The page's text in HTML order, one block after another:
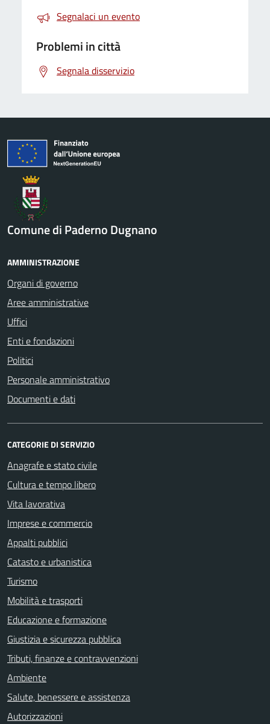
Segnalaci un evento
Problemi in città
Segnala disservizio
Comune di Paderno Dugnano
AMMINISTRAZIONE
Organi di governo
Aree amministrative
Uffici
Enti e fondazioni
Politici
Personale amministrativo
Documenti e dati
CATEGORIE DI SERVIZIO
Anagrafe e stato civile
Cultura e tempo libero
Vita lavorativa
Imprese e commercio
Appalti pubblici
Catasto e urbanistica
Turismo
Mobilità e trasporti
Educazione e formazione
Giustizia e sicurezza pubblica
Tributi, finanze e contravvenzioni
Ambiente
Salute, benessere e assistenza
Autorizzazioni